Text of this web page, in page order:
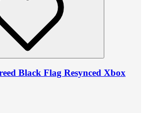
Black Flag Resynced Xbox